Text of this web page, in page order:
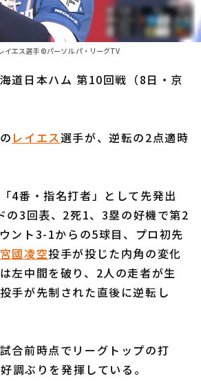
ハムファイターズ
ールデンイーグルス
イオンズ
・バファローズ
バンクホークス
イエス選手 ©パーソル パ・リーグTV
道日本ハム 第10回戦（8日・京
レイエス選手が、逆転の2点適時
4番・指名打者」として先発出
の3回表、2死1、3塁の好機で第2
ント3-1からの5球目、プロ初先
宮國凌空投手が投じた内角の変化
左中間を破り、2人の走者が生
投手が先制された直後に逆転し
合前時点でリーグトップの打
調ぶりを発揮している。